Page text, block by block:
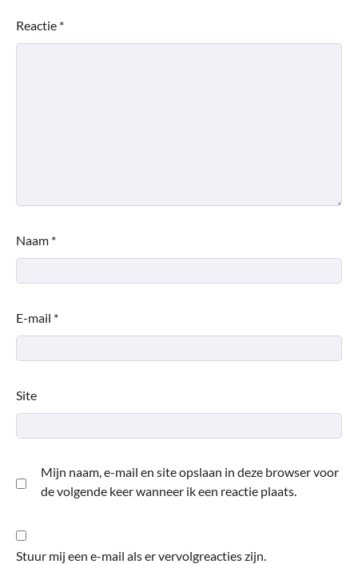
Reactie *
Naam *
E-mail *
Site
Mijn naam, e-mail en site opslaan in deze browser voor
de volgende keer wanneer ik een reactie plaats.
Stuur mij een e-mail als er vervolgreacties zijn.